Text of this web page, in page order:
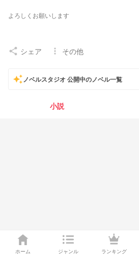
ホーム ジャンル ランキング
よろしくお願いします
share シェア more_vert その他
auto_awesomeノベルスタジオ 公開中のノベル一覧
小説